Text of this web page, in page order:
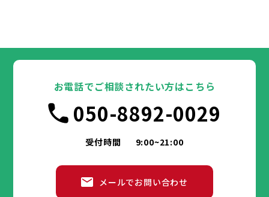
お電話でご相談されたい方はこちら
050-8892-0029
受付時間 9:00~21:00
メールでお問い合わせ